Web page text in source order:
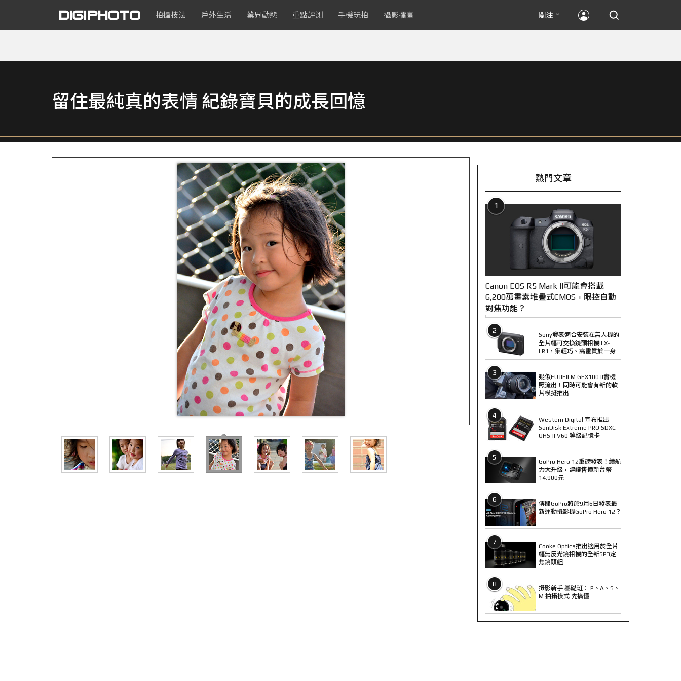
拍攝技法 戶外生活 業界動態 重點評測 手機玩拍 攝影擂臺 關注
留住最純真的表情 紀錄寶貝的成長回憶
熱門文章
1
Canon EOS R5 Mark II可能會搭載
6,200萬畫素堆疊式CMOS + 眼控自動
對焦功能？
2
Sony發表適合安裝在無人機的
全片幅可交換鏡頭相機ILX-
LR1，集輕巧、高畫質於一身
3
疑似FUJIFILM GFX100 II實機
照流出！同時可能會有新的軟
片模擬推出
4
Western Digital 宣布推出
SanDisk Extreme PRO SDXC
UHS-II V60 等級記憶卡
5
GoPro Hero 12重磅發表！續航
力大升級，建議售價新台幣
14,900元
6
傳聞GoPro將於9月6日發表最
新運動攝影機GoPro Hero 12？
7
Cooke Optics推出適用於全片
幅無反光鏡相機的全新SP3定
焦鏡頭組
8
攝影新手 基礎班： P、A、S、
M 拍攝模式 先搞懂